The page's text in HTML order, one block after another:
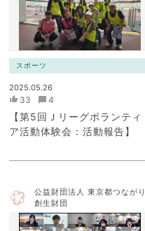
スポーツ
2025.05.26
33 4
【第5回Ｊリーグボランティ
ア活動体験会：活動報告】
公益財団法人 東京都つながり
創生財団